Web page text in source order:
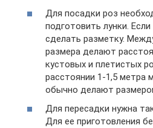
Для посадки роз
подготовить лунки.
сделать разметку.
размера делают
кустовых и плетистых
расстоянии 1-1,5 метра
обычно делают
Для пересадки нужна
Для ее приготовления